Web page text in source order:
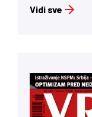
Vidi sve